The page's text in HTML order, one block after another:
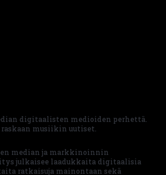
digitaalisten medioiden perhettä.
musiikin uutiset.
median ja markkinoinnin
julkaisee laadukkaita digitaalisia
ratkaisuja mainontaan sekä